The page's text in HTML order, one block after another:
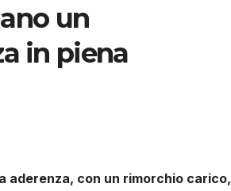
un
in piena
aderenza, con un rimorchio carico,